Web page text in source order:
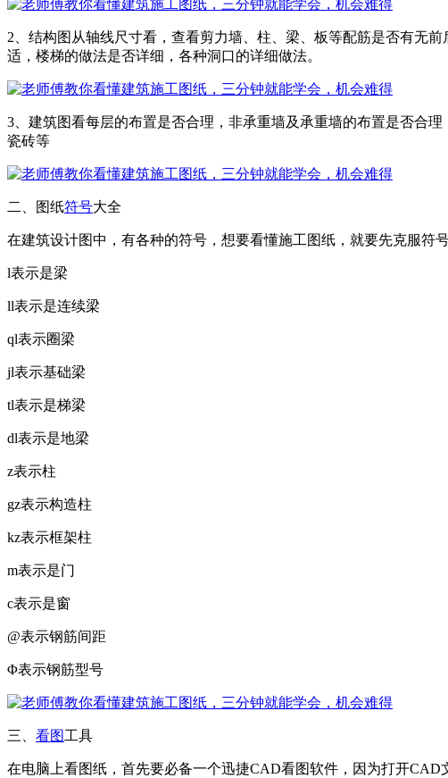
2、结构图从轴线尺寸看，查看剪力墙、柱、梁、板等配筋是否有无
适，楼梯的做法是否详细，各种洞口的详细做法。
3、建筑图看每层的布置是否合理，非承重墙及承重墙的布置是否合
瓷砖等
二、图纸符号大全
在建筑设计图中，有各种的符号，想要看懂施工图纸，就要先克服符
l表示是梁
ll表示是连续梁
ql表示圈梁
jl表示基础梁
tl表示是梯梁
dl表示是地梁
z表示柱
gz表示构造柱
kz表示框架柱
m表示是门
c表示是窗
@表示钢筋间距
Φ表示钢筋型号
三、 看图工具
在电脑上看图纸，首先要必备一个迅捷CAD看图软件，因为打开